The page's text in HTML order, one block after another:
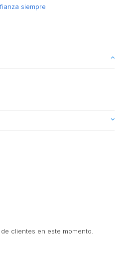
siempre
clientes en este momento.